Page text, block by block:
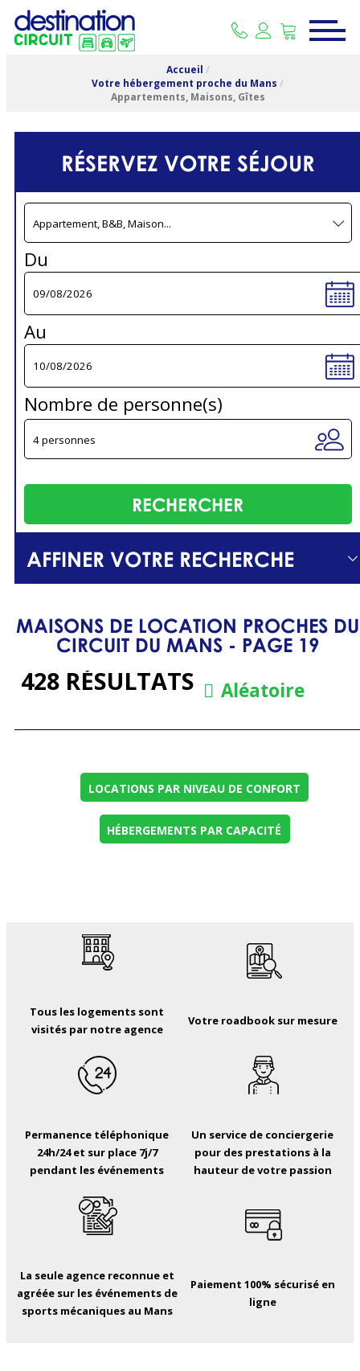
Accueil /
Votre hébergement proche du Mans /
Appartements, Maisons, Gîtes
RÉSERVEZ VOTRE SÉJOUR
Du
Au
Nombre de personne(s)
AFFINER VOTRE RECHERCHE
MAISONS DE LOCATION PROCHES DU
CIRCUIT DU MANS - PAGE 19
428 RÉSULTATS Aléatoire
LOCATIONS PAR NIVEAU DE CONFORT
HÉBERGEMENTS PAR CAPACITÉ
Tous les logements sont
visités par notre agence
Votre roadbook sur mesure
Permanence téléphonique
24h/24 et sur place 7j/7
pendant les événements
Un service de conciergerie
pour des prestations à la
hauteur de votre passion
La seule agence reconnue et
agréée sur les événements de
sports mécaniques au Mans
Paiement 100% sécurisé en
ligne